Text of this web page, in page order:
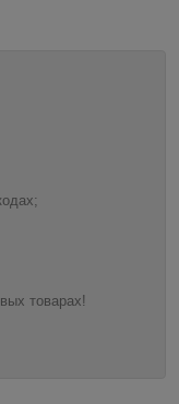
товарах!